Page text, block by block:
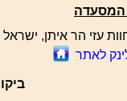
המסעדה
עזי הר איתן, ישראל 0544403762
לאתר